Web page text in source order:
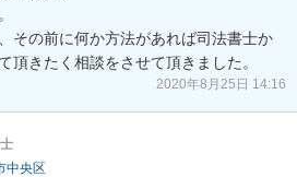
その前に何か方法があれば司法書士か
頂きたく相談をさせて頂きました。
2020年8月25日 14:16
中央区